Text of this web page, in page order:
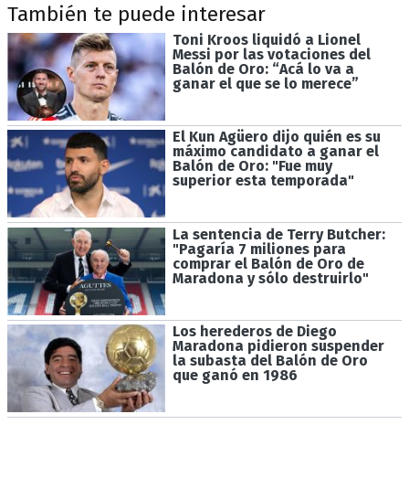
También te puede interesar
Toni Kroos liquidó a Lionel
Messi por las votaciones del
Balón de Oro: “Acá lo va a
ganar el que se lo merece”
El Kun Agüero dijo quién es su
máximo candidato a ganar el
Balón de Oro: "Fue muy
superior esta temporada"
La sentencia de Terry Butcher:
"Pagaría 7 miliones para
comprar el Balón de Oro de
Maradona y sólo destruirlo"
Los herederos de Diego
Maradona pidieron suspender
la subasta del Balón de Oro
que ganó en 1986